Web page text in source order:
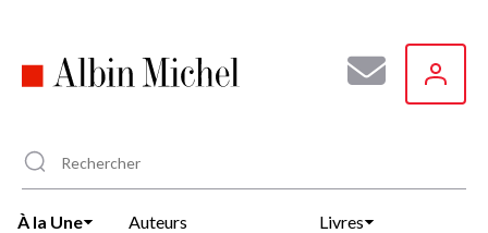
principal
À la Une Auteurs Livres